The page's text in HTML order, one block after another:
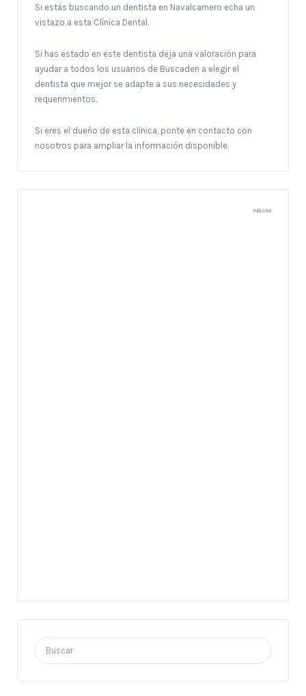
Si estás buscando un dentista en Navalcarnero echa un
vistazo a esta Clínica Dental.
Si has estado en este dentista deja una valoración para
ayudar a todos los usuarios de Buscaden a elegir el
dentista que mejor se adapte a sus necesidades y
requerimientos.
Si eres el dueño de esta clínica, ponte en contacto con
nosotros para ampliar la información disponible.
Publicidad
Buscar
por: